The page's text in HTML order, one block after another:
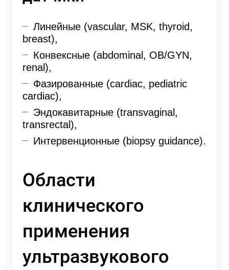
Линейные (vascular, MSK, thyroid,
breast),
Конвексные (abdominal, OB/GYN,
renal),
Фазированные (cardiac, pediatric
cardiac),
Эндокавитарные (transvaginal,
transrectal),
Интервенционные (biopsy guidance).
Области
клинического
применения
ультразвукового